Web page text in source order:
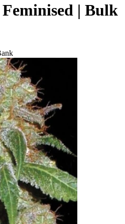
| Bulk